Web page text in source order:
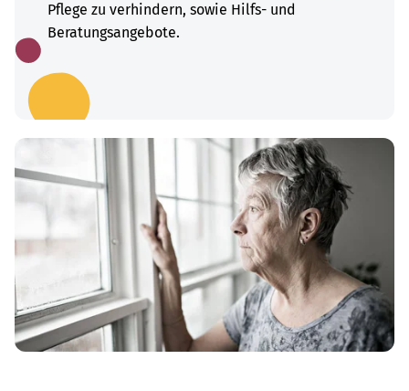
Pflege zu verhindern, sowie Hilfs- und
Beratungsangebote.